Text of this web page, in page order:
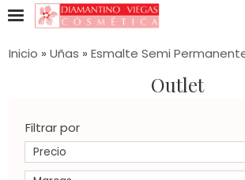
Inicio » Uñas » Esmalte Semi
Outlet
Filtrar por
Precio